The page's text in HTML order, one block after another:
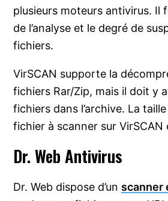
plusieurs moteurs antivirus. Il
de l’analyse et le degré de
fichiers.
VirSCAN supporte la
fichiers Rar/Zip, mais il doit y
fichiers dans l’archive. La
fichier à scanner sur VirSCAN
Dr. Web Antivirus
Dr. Web dispose d’un scanner